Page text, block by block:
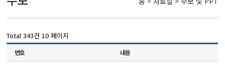
Total 343건 10 페이지
번호 내용